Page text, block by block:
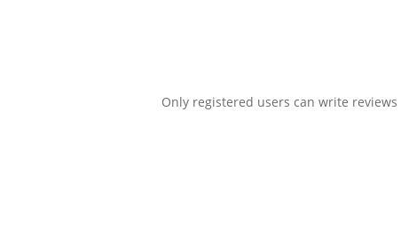
Only registered users can write reviews